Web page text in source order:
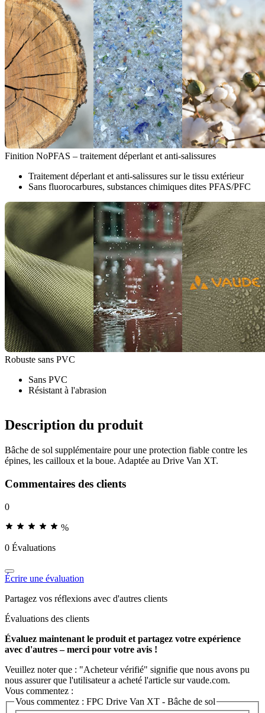
Finition NoPFAS – traitement déperlant et anti-salissures
Traitement déperlant et anti-salissures sur le tissu extérieur
Sans fluorocarbures, substances chimiques dites PFAS/PFC
Robuste sans PVC
Sans PVC
Résistant à l'abrasion
Description du produit
Bâche de sol supplémentaire pour une protection fiable contre les
épines, les cailloux et la boue. Adaptée au Drive Van XT.
Commentaires des clients
0
%
0 Évaluations
Écrire une évaluation
Partagez vos réflexions avec d'autres clients
Évaluations des clients
Évaluez maintenant le produit et partagez votre expérience
avec d'autres – merci pour votre avis !
Veuillez noter que : "Acheteur vérifié" signifie que nous avons pu
nous assurer que l'utilisateur a acheté l'article sur vaude.com.
Vous commentez :
Vous commentez : FPC Drive Van XT - Bâche de sol